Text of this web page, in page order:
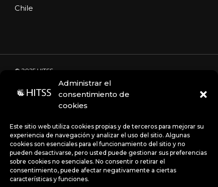
Administrar el
consentimiento de
cookies
Este sitio web utiliza cookies propias y de terceros para mejorar su
experiencia de navegación y analizar el uso del sitio. Algunas
cookies son esenciales para el funcionamiento del sitio y no
pueden desactivarse, pero usted puede gestionar sus preferencias
sobre cookies no esenciales. No consentir o retirar el
consentimiento, puede afectar negativamente a ciertas
características y funciones.
Chile
© 2025 HITSS
Código de Ética
Avisos de privacidad
Políticas